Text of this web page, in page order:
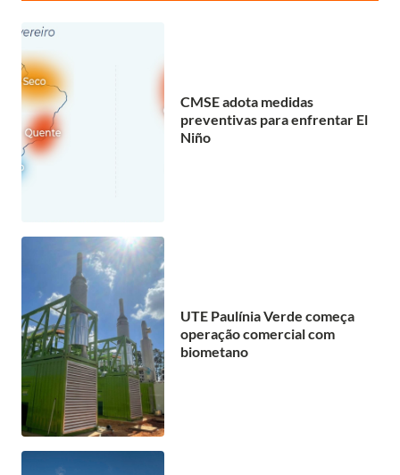
CMSE adota medidas
preventivas para enfrentar El
Niño
UTE Paulínia Verde começa
operação comercial com
biometano